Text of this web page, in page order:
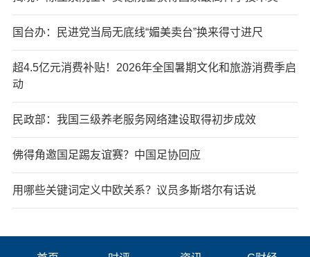
国台办：民进党当局无底线“媚美卖台”换来得寸进尺
超4.5亿元消费补贴！2026年全国暑期文化和旅游消费季启
动
民政部：我国三级养老服务网络建设取得初步成效
佛得角邀国足踢友谊赛？中国足协回应
用哪些关键词定义中欧关系？议员多斯塔尔有话说